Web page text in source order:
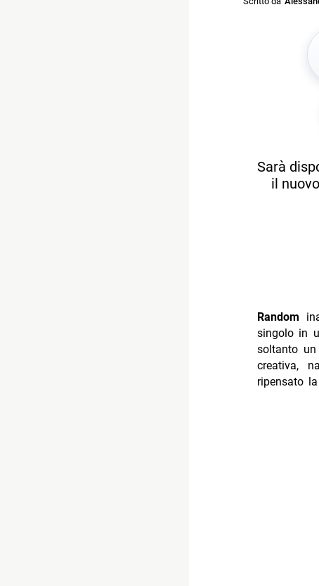
Sarà
il
Random
singolo in
soltanto
creativa,
ripensato